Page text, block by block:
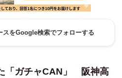
スをGoogle検索でフォローする
「ガチャCAN」 阪神高